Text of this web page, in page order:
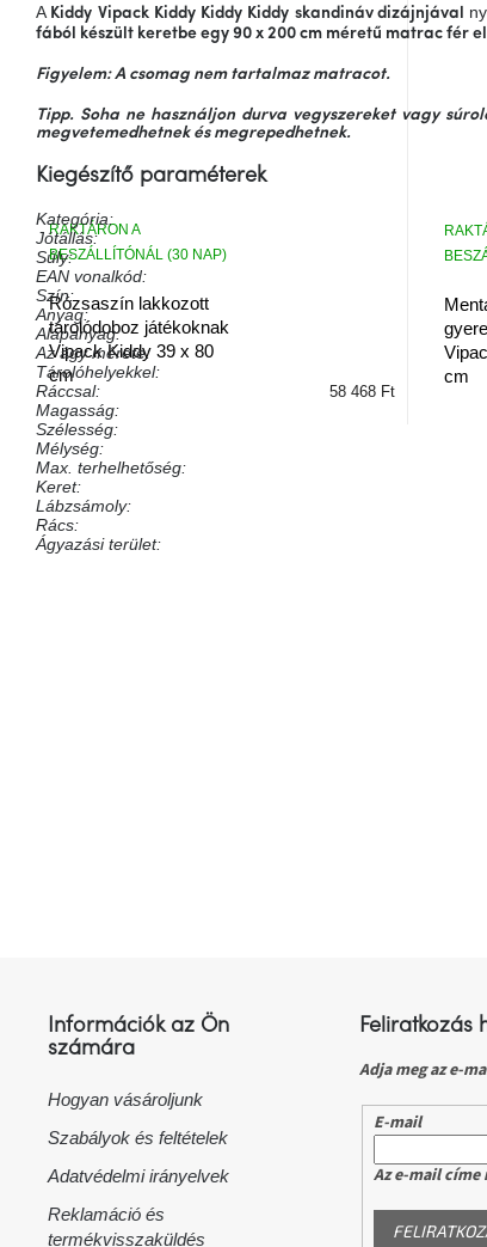
Rózsaszín lakkozott
tárolódoboz játékoknak
Vipack Kiddy 39 x 80
cm
RAKTÁRON A
BESZÁLLÍTÓNÁL (30 NAP)
58 468 Ft
cm
A Kiddy Vipack Kiddy Kiddy Kiddy skandináv dizájnjával
fából készült keretbe egy 90 x 200 cm méretű matrac fér
Figyelem: A csomag nem tartalmaz matracot.
Tipp. Soha ne használjon durva vegyszereket vagy
megvetemedhetnek és megrepedhetnek.
Kiegészítő paraméterek
Kategória:
Jótállás:
Súly:
EAN vonalkód:
Szín:
Anyag:
Alapanyag:
Az ágy mérete:
Tárolóhelyekkel:
Ráccsal:
Magasság:
Szélesség:
Mélység:
Max. terhelhetőség:
Keret:
Lábzsámoly:
Rács:
Ágyazási terület:
Információk az Ön
számára
Hogyan vásároljunk
Szabályok és feltételek
Adatvédelmi irányelvek
Reklamáció és
termékvisszaküldés
Feliratkozás
Adja meg az e-
E-mail
Az e-mail címe